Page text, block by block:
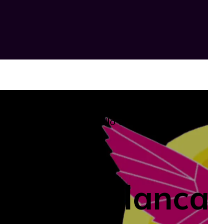
Johnny Castillo en Los Angeles